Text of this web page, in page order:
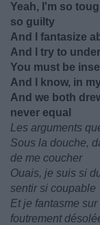
Yeah, I'm so
so guilty
And I fantasize
And I try to
You must be
And I know, in
And we both
never equal
Les arguments
Sous la douche,
de me coucher
Ouais, je suis si
sentir si coupable
Et je fantasme
foutrement